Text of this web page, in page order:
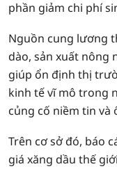
phần giảm chi phí
Nguồn cung lương
dào, sản xuất nông
giúp ổn định thị
kinh tế vĩ mô trong
củng cố niềm tin và
Trên cơ sở đó, báo
giá xăng dầu thế